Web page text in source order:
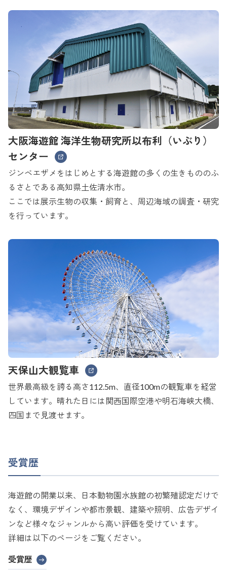
大阪海遊館 海洋生物研究所以布利（いぶり）
センター
ジンベエザメをはじめとする海遊館の多くの生きもののふ
るさとである高知県土佐清水市。
ここでは展示生物の収集・飼育と、周辺海域の調査・研究
を行っています。
天保山大観覧車
世界最高級を誇る高さ112.5m、直径100mの観覧車を経営
しています。晴れた日には関西国際空港や明石海峡大橋、
四国まで見渡せます。
受賞歴
海遊館の開業以来、日本動物園水族館の初繁殖認定だけで
なく、環境デザインや都市景観、建築や照明、広告デザイ
ンなど様々なジャンルから高い評価を受けています。
詳細は以下のページをご覧ください。
受賞歴